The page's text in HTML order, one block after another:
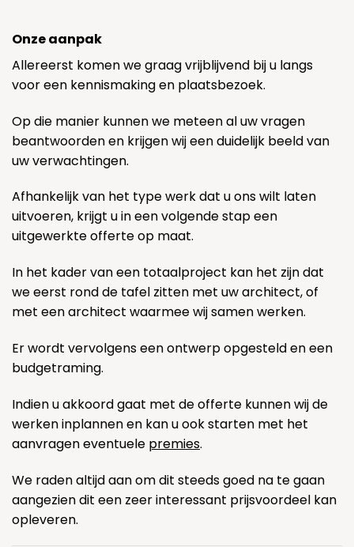
Onze aanpak
Allereerst komen we graag vrijblijvend bij u langs
voor een kennismaking en plaatsbezoek.
Op die manier kunnen we meteen al uw vragen
beantwoorden en krijgen wij een duidelijk beeld van
uw verwachtingen.
Afhankelijk van het type werk dat u ons wilt laten
uitvoeren, krijgt u in een volgende stap een
uitgewerkte offerte op maat.
In het kader van een totaalproject kan het zijn dat
we eerst rond de tafel zitten met uw architect, of
met een architect waarmee wij samen werken.
Er wordt vervolgens een ontwerp opgesteld en een
budgetraming.
Indien u akkoord gaat met de offerte kunnen wij de
werken inplannen en kan u ook starten met het
aanvragen eventuele premies.
We raden altijd aan om dit steeds goed na te gaan
aangezien dit een zeer interessant prijsvoordeel kan
opleveren.